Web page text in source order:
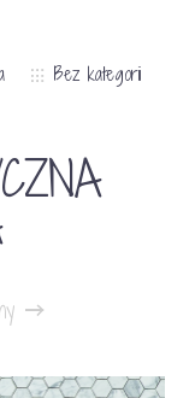
Bez kategorii